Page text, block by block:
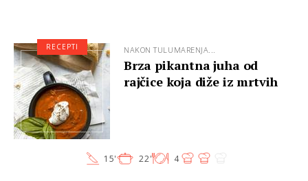
NAKON TULUMARENJA...
Brza pikantna juha od
rajčice koja diže iz mrtvih
15' 22' 4
RECEPTI